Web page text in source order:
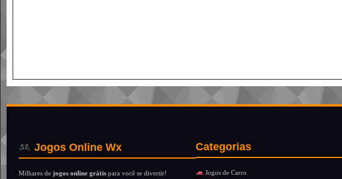
Jogos Online Wx
Milhares de jogos online grátis para você se divertir!
Categorias
Jogos de Carro